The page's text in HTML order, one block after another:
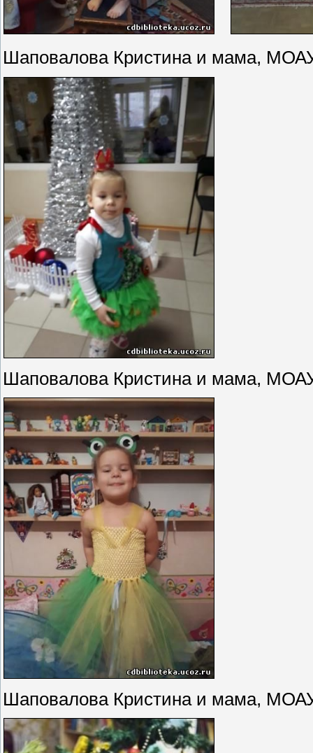
Шаповалова Кристина и мама,
Шаповалова Кристина и мама,
Шаповалова Кристина и мама,